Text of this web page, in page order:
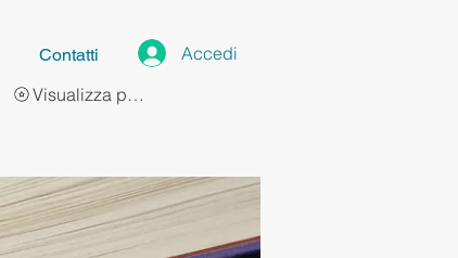
Contatti
Accedi
Visualizza punti